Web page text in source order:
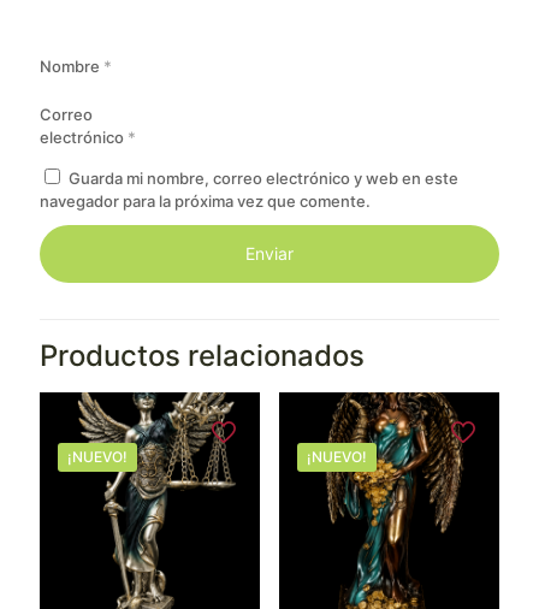
Nombre *
Correo
electrónico *
Guarda mi nombre, correo electrónico y web en este
navegador para la próxima vez que comente.
Productos relacionados
¡NUEVO! ¡NUEVO!